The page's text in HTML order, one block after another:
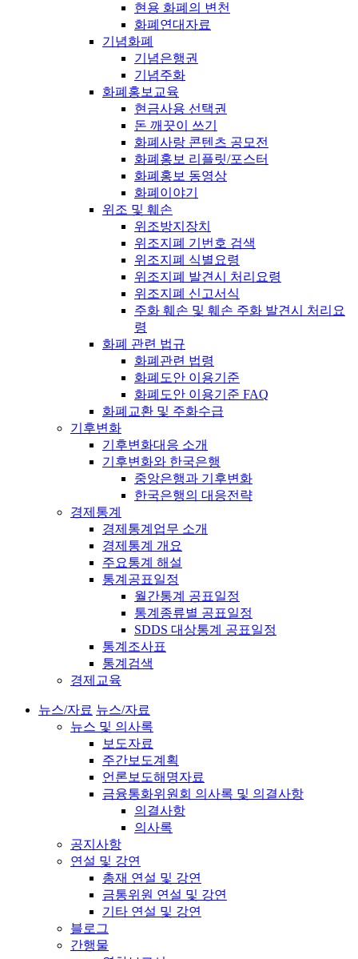
현용 화폐의 변천
화폐연대자료
기념화폐
기념은행권
기념주화
화폐홍보교육
현금사용 선택권
돈 깨끗이 쓰기
화폐사랑 콘텐츠 공모전
화폐홍보 리플릿/포스터
화폐홍보 동영상
화폐이야기
위조 및 훼손
위조방지장치
위조지폐 기번호 검색
위조지폐 식별요령
위조지폐 발견시 처리요령
위조지폐 신고서식
주화 훼손 및 훼손 주화 발견시 처리요
령
화폐 관련 법규
화폐관련 법령
화폐도안 이용기준
화폐도안 이용기준 FAQ
화폐교환 및 주화수급
기후변화
기후변화대응 소개
기후변화와 한국은행
중앙은행과 기후변화
한국은행의 대응전략
경제통계
경제통계업무 소개
경제통계 개요
주요통계 해설
통계공표일정
월간통계 공표일정
통계종류별 공표일정
SDDS 대상통계 공표일정
통계조사표
통계검색
경제교육
뉴스/자료 뉴스/자료
뉴스 및 의사록
보도자료
주간보도계획
언론보도해명자료
금융통화위원회 의사록 및 의결사항
의결사항
의사록
공지사항
연설 및 강연
총재 연설 및 강연
금통위원 연설 및 강연
기타 연설 및 강연
블로그
간행물